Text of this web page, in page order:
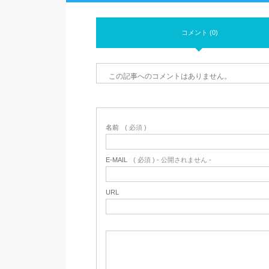
コメント (0)
この記事へのコメントはありません。
名前 ( 必須 )
E-MAIL ( 必須 ) - 公開されません -
URL